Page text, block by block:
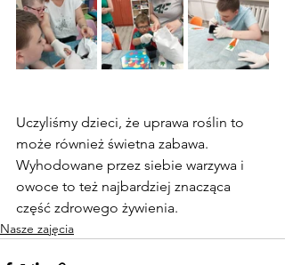
Uczyliśmy dzieci, że uprawa roślin to
może również świetna zabawa.
Wyhodowane przez siebie warzywa i
owoce to też najbardziej znacząca
część zdrowego żywienia.
Nasze zajęcia